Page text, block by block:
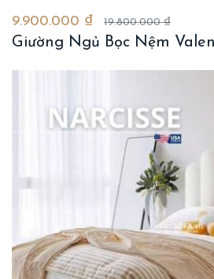
9.900.000 ₫ 19.800.000 ₫
Giường Ngủ Bọc Nệm